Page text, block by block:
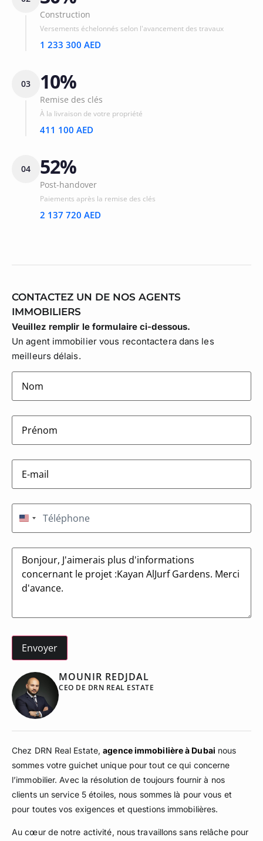
Construction
Versements échelonnés selon l'avancement des travaux
1 233 300 AED
03 10%
Remise des clés
À la livraison de votre propriété
411 100 AED
04 52%
Post-handover
Paiements après la remise des clés
2 137 720 AED
CONTACTEZ UN DE NOS AGENTS
IMMOBILIERS
MOUNIR REDJDAL
CEO DE DRN REAL ESTATE
Chez DRN Real Estate,agence immobilière à Dubai nous
sommes votre guichet unique pour tout ce qui concerne
l’immobilier. Avec la résolution de toujours fournir à nos
clients un service 5 étoiles, nous sommes là pour vous et
pour toutes vos exigences et questions immobilières.
Au cœur de notre activité, nous travaillons sans relâche pour
Veuillez remplir le formulaire ci-dessous.
Un agent immobilier vous recontactera dans les
meilleurs délais.
lastname(Nécessaire)
firstname(Nécessaire)
E-
mail(Nécessaire)
Téléphone(Nécessaire)
États-Unis +1
Message